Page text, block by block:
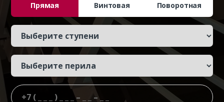
Прямая Винтовая Поворотная